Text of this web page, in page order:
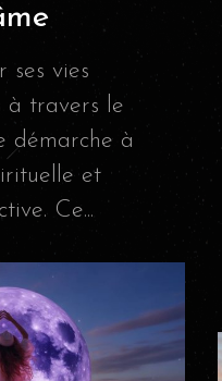
ses vies
à travers le
démarche à
et
Ce...